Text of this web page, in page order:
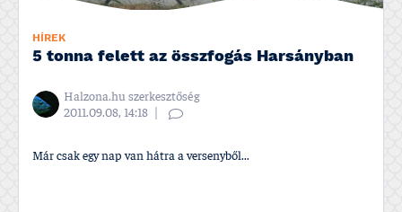
HÍREK
5 tonna felett az összfogás Harsányban
Halzona.hu szerkesztőség
2011.09.08, 14:18
Már csak egy nap van hátra a versenyből...